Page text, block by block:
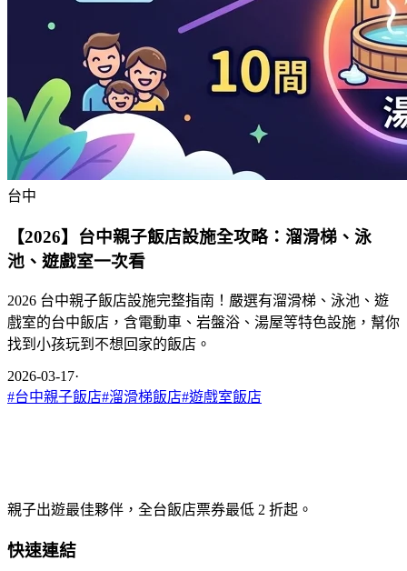
台中
【2026】台中親子飯店設施全攻略：溜滑梯、泳
池、遊戲室一次看
2026 台中親子飯店設施完整指南！嚴選有溜滑梯、泳池、遊
戲室的台中飯店，含電動車、岩盤浴、湯屋等特色設施，幫你
找到小孩玩到不想回家的飯店。
2026-03-17·
#台中親子飯店#溜滑梯飯店#遊戲室飯店
親子出遊最佳夥伴，全台飯店票券最低 2 折起。
快速連結